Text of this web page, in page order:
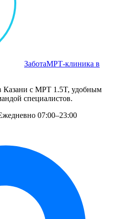
ЗаботаМРТ‑клиника в
Казани с МРТ 1.5T, удобным
специалистов.
07:00–23:00